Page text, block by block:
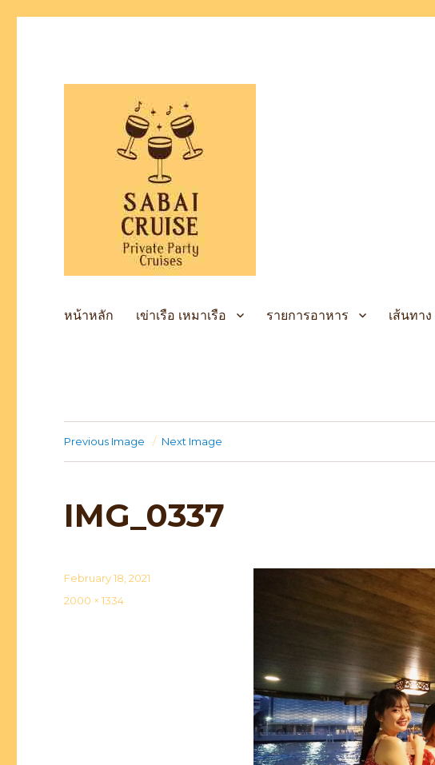
หน้าหลัก เข่าเรือ เหมาเรือ รายการอาหาร เส้นทาง
Previous Image Next Image
IMG_0337
Posted
on
February 18, 2021
Full
2000 × 1334